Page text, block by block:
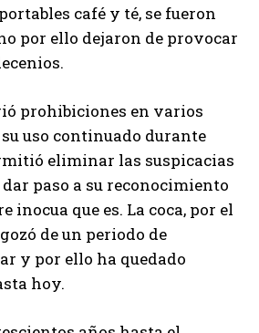
café y té, se fueron
por ello dejaron de provocar
prohibiciones en varios
uso continuado durante
eliminar las suspicacias
paso a su reconocimiento
inocua que es. La coca, por el
de un periodo de
y por ello ha quedado
hoy.